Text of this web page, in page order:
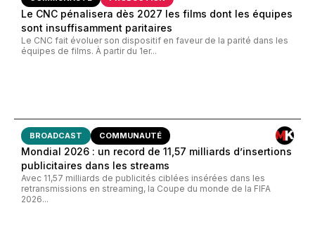
Le CNC pénalisera dès 2027 les films dont les équipes
sont insuffisamment paritaires
Le CNC fait évoluer son dispositif en faveur de la parité dans les
équipes de films. À partir du 1er...
BROADCAST COMMUNAUTÉ
Mondial 2026 : un record de 11,57 milliards d’insertions
publicitaires dans les streams
Avec 11,57 milliards de publicités ciblées insérées dans les
retransmissions en streaming, la Coupe du monde de la FIFA
2026...